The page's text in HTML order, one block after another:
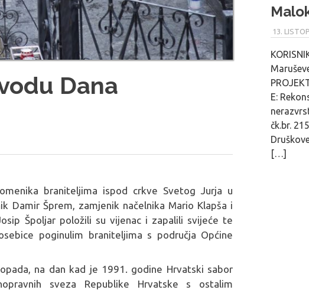
Dana
braniteljima ispod crkve Svetog Jurja u
Damir Šprem, zamjenik načelnika Mario Klapša i
Špoljar položili su vijenac i zapalili svijeće te
poginulim braniteljima s područja Općine
na dan kad je 1991. godine Hrvatski sabor
sveza Republike Hrvatske s ostalim
13.
E:
čk.br.
[…]